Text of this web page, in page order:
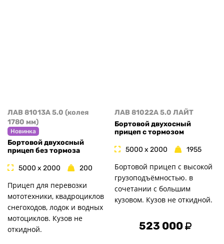
ЛАВ 81013A 5.0 (колея
1780 мм)
Новинка
Бортовой двухосный
прицеп без тормоза
5000 x 2000 200
Прицеп для перевозки
мототехники, квадроциклов
снегоходов, лодок и водных
мотоциклов. Кузов не
откидной.
ЛАВ 81022A 5.0 ЛАЙТ
Бортовой двухосный
прицеп с тормозом
5000 x 2000 1955
Бортовой прицеп с высокой
грузоподъёмностью. в
сочетании с большим
кузовом. Кузов не откидной.
523 000